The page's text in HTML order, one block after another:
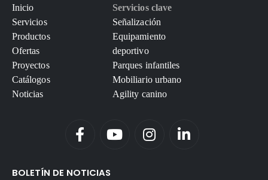
Inicio
Servicios
Productos
Ofertas
Proyectos
Catálogos
Noticias
Servicios clave
Señalización
Equipamiento
deportivo
Parques infantiles
Mobiliario urbano
Agility canino
BOLETÍN DE NOTICIAS